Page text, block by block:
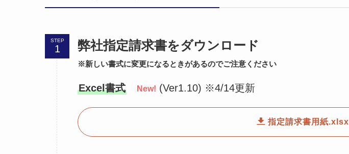
STEP 弊社指定請求書をダウンロード
※新しい書式に変更になるときがあるのでご注意ください
Excel書式 New! (Ver1.10) ※4/14更新
指定請求書用紙.xlsx